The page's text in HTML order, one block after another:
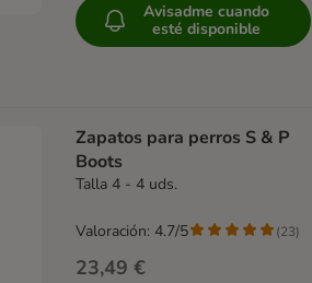
Avisadme cuando
esté disponible
Zapatos para perros S & P
Boots
Talla 4 - 4 uds.
23,49 €
Valoración: 4.7/5 (23)